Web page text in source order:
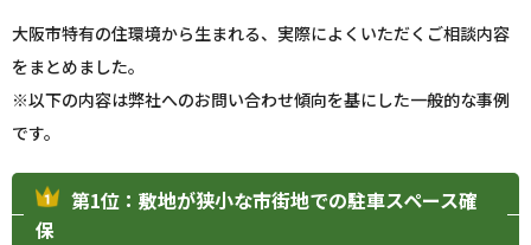
大阪市特有の住環境から生まれる、実際によくいただくご相談内容
をまとめました。
※以下の内容は弊社へのお問い合わせ傾向を基にした一般的な事例
です。
第1位：敷地が狭小な市街地での駐車スペース確
保